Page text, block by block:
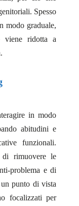
Spesso
modo graduale,
viene ridotta a
in modo
abitudini e
funzionali.
di rimuovere le
problema e di
punto di vista
focalizzati per